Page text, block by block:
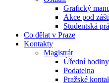
Grafický
Akce pod
Studentská
Co dělat v Praze
Kontakty
Magistrát
Úřední hodiny
Podatelna
Pražské